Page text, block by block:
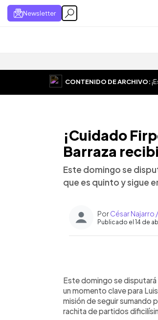
Newsletter
CONTENIDO DE ARCHIVO:
¡Cuidado
Barraza
Este domingo se
que es quinto y sigue
PorCésar Najarro
Publicado el 14 de
► Escuchar
Este domingo se disputará
un momento clave para
misión de seguir sumando
rachita de partidos